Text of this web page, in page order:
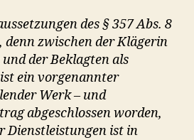
des § 357 Abs. 8
denn zwischen der Klägerin
der Beklagten als
ein vorgenannter
Werk – und
abgeschlossen worden,
Dienstleistungen ist in